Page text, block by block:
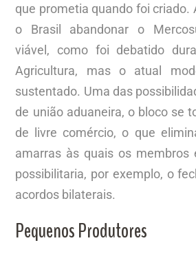
que prometia quando foi criado.
o Brasil abandonar o
viável, como foi debatido
Agricultura, mas o atual
sustentado. Uma das
de união aduaneira, o bloco se
de livre comércio, o que
amarras às quais os membros
possibilitaria, por exemplo, o
acordos bilaterais.
Pequenos Produtores